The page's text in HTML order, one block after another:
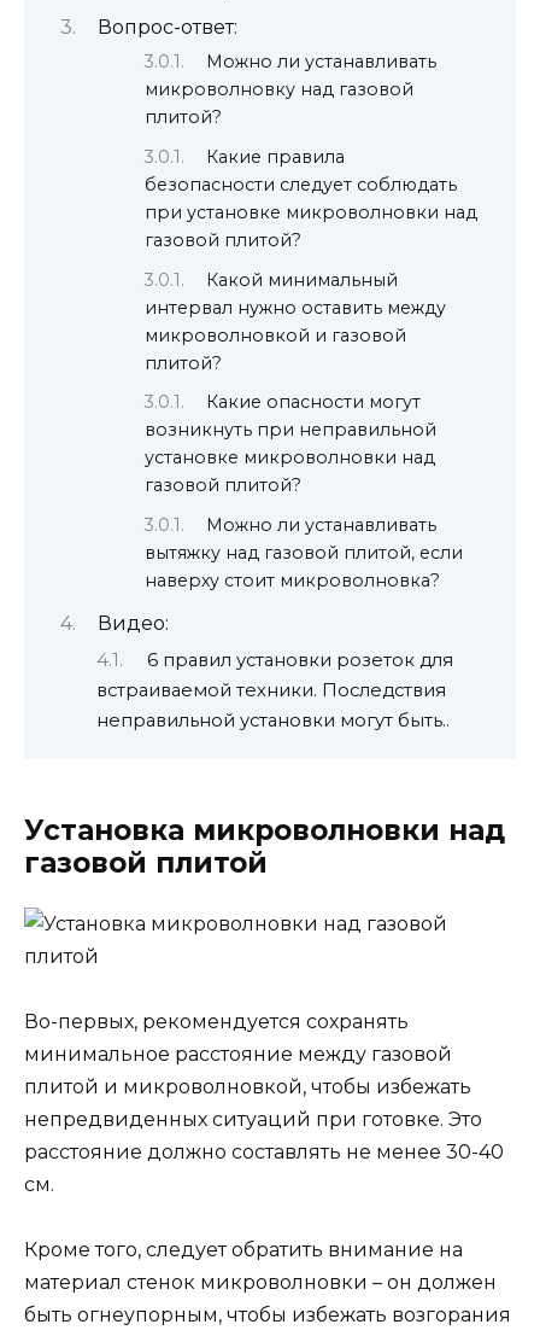
Вопрос-ответ:
Можно ли устанавливать
микроволновку над газовой
плитой?
Какие правила
безопасности следует соблюдать
при установке микроволновки над
газовой плитой?
Какой минимальный
интервал нужно оставить между
микроволновкой и газовой
плитой?
Какие опасности могут
возникнуть при неправильной
установке микроволновки над
газовой плитой?
Можно ли устанавливать
вытяжку над газовой плитой, если
наверху стоит микроволновка?
Видео:
6 правил установки розеток для
встраиваемой техники. Последствия
неправильной установки могут быть..
Установка микроволновки над
газовой плитой
Во-первых, рекомендуется сохранять
минимальное расстояние между газовой
плитой и микроволновкой, чтобы избежать
непредвиденных ситуаций при готовке. Это
расстояние должно составлять не менее 30-40
см.
Кроме того, следует обратить внимание на
материал стенок микроволновки – он должен
быть огнеупорным, чтобы избежать возгорания